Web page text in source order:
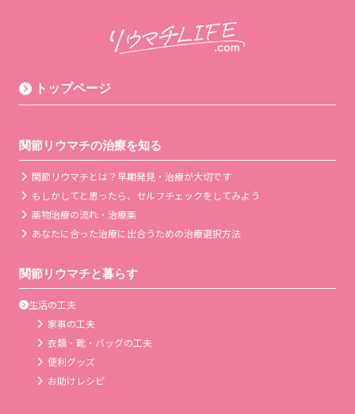
トップページ
関節リウマチの治療を知る
関節リウマチとは？早期発見・治療が大切です
もしかしてと思ったら、セルフチェックをしてみよう
薬物治療の流れ・治療薬
あなたに合った治療に出合うための治療選択方法
関節リウマチと暮らす
生活の工夫
家事の工夫
衣類・靴・バッグの工夫
便利グッズ
お助けレシピ